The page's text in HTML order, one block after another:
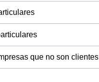
que no son clientes